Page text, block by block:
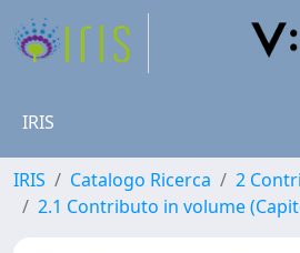
IRIS
IRIS Catalogo Ricerca
2
2.1 Contributo in volume